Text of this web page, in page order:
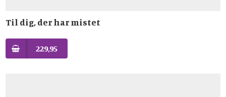
Til dig, der har mistet
229,95